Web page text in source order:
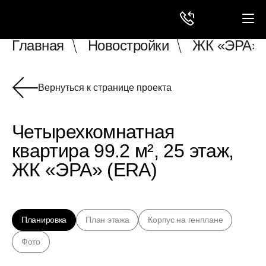
Главная Новостройки ЖК «ЭРА»
Вернуться к странице проекта
Четырехкомнатная
квартира 99.2 м², 25 этаж,
ЖК «ЭРА» (ERA)
Планировка План этажа Корпус на генплане
Фото